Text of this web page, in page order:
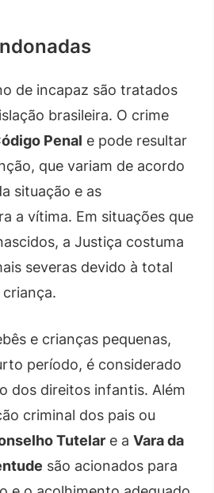
de incapaz são tratados
brasileira. O crime
Penal e pode resultar
que variam de acordo
situação e as
a vítima. Em situações que
a Justiça costuma
severas devido à total
e crianças pequenas,
período, é considerado
dos direitos infantis. Além
criminal dos pais ou
Tutelar e a Vara da
são acionados para